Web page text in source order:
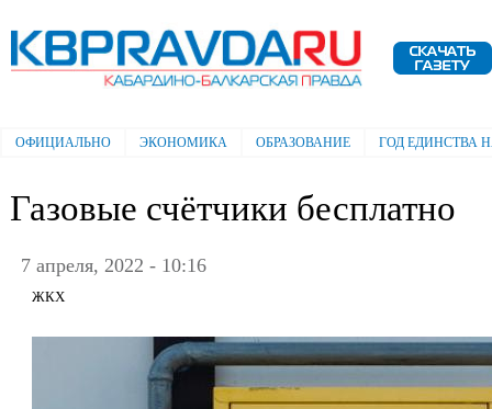
Электронная газета "Кабардино-
Балкарская правда"
Главное меню
ОФИЦИАЛЬНО ЭКОНОМИКА ОБРАЗОВАНИЕ ГОД ЕДИНСТВА
Газовые счётчики бесплатно
7 апреля, 2022 - 10:16
ЖКХ